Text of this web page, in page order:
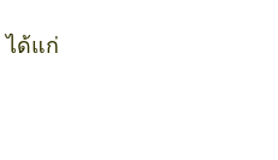
ได้แก่